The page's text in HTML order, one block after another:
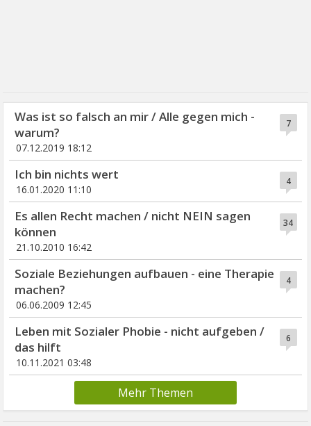
7
Was ist so falsch an mir / Alle gegen mich -
warum?
07.12.2019 18:12
4
Ich bin nichts wert
16.01.2020 11:10
34
Es allen Recht machen / nicht NEIN sagen
können
21.10.2010 16:42
4
Soziale Beziehungen aufbauen - eine Therapie
machen?
06.06.2009 12:45
6
Leben mit Sozialer Phobie - nicht aufgeben /
das hilft
10.11.2021 03:48
Mehr Themen